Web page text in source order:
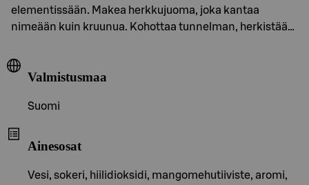
elementissään. Makea herkkujuoma, joka kantaa
nimeään kuin kruunua. Kohottaa tunnelman, herkistää…
Valmistusmaa
Suomi
Ainesosat
Vesi, sokeri, hiilidioksidi, mangomehutiiviste, aromi,